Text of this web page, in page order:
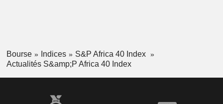
Bourse Indices
S&P Africa 40 Index
Actualités S&amp;P Africa 40 Index